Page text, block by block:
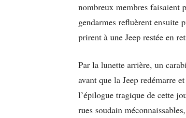
nombreux membres faisaient
gendarmes refluèrent ensuite
prirent à une Jeep restée en
Par la lunette arrière, un
avant que la Jeep redémarre
l’épilogue tragique de cette
rues soudain